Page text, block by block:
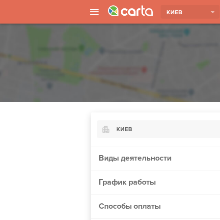
КИЕВ
КИЕВ
Борисполь
Виды деятельности
График работы
Способы оплаты